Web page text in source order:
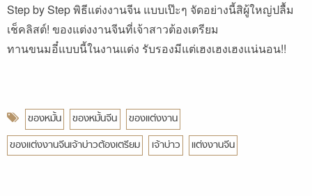
Step by Step พิธีแต่งงานจีน แบบเป๊ะๆ จัดอย่างนี้สิผู้ใหญ่ปลื้ม
เช็คลิสต์! ของแต่งงานจีนที่เจ้าสาวต้องเตรียม
ทานขนมอี๋แบบนี้ในงานแต่ง รับรองมีแต่เฮงเฮงเฮงแน่นอน!!
ของหมั้น ของหมั้นจีน
ของแต่งงาน
ของแต่งงานจีนเจ้าบ่าวต้องเตรียม
เจ้าบ่าว แต่งงานจีน